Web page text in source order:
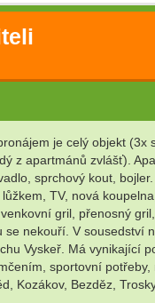
je celý objekt (3x
z apartmánů zvlášť).
sprchový kout,
TV, nová
gril, přenosný
nekouří. V sousedství
Vyskeř. Má vynikající
sportovní potřeby,
Kozákov, Bezděz,